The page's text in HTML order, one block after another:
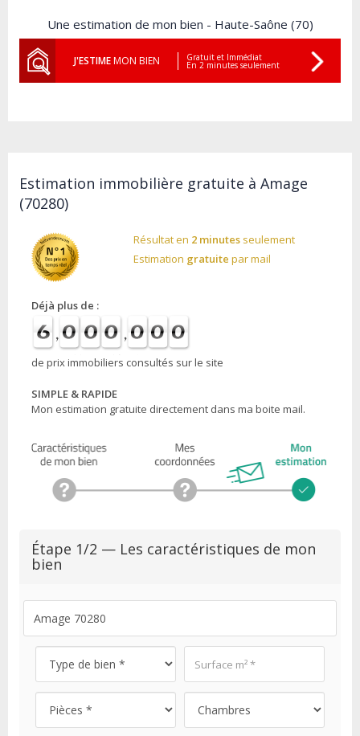
Une estimation de mon bien - Haute-Saône (70)
J'ESTIMEMON BIEN Gratuit et Immédiat
En 2 minutes seulement
Estimation immobilière gratuite à Amage
(70280)
Résultat en 2 minutesseulement
Estimation gratuite par mail
Déjà plus de :
de prix immobiliers consultés sur le site
SIMPLE & RAPIDE
Mon estimation gratuite directement dans ma boite mail.
Étape 1/2 — Les caractéristiques de mon
bien